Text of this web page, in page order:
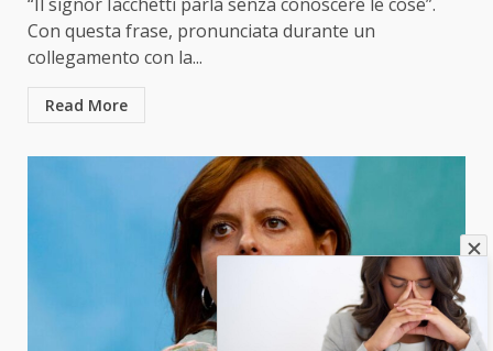
Con questa frase, pronunciata durante un
collegamento con la...
Read More